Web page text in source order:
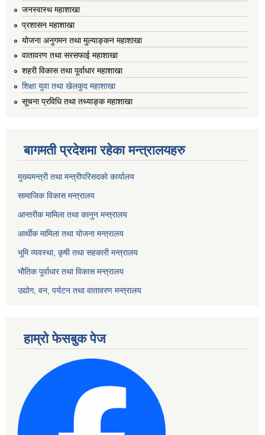
जनस्वास्थ महाशाखा
प्रशासन महाशाखा
योजना अनुगमन तथा मुल्याङ्कन महाशाखा
वातावरण तथा सरसफाई महाशाखा
शहरी विकास तथा पूर्वाधार महाशाखा
शिक्षा युवा तथा खेलकुद महाशाखा
सूचना प्रविधि तथा तथ्याङ्क महाशाखा
बागमती प्रदेशमा रहेका मन्त्रालयहरु
मुख्यमन्त्री तथा मन्त्रीपरिसदको कार्यालय
सामाजिक विकास मन्त्रालय
आन्तरीक मामिला तथा कानुन मन्त्रालय
आर्थीक मामिला तथा योजना मन्त्रालय
भूमि व्यवस्था, कृषी तथा सहकारी मन्त्रालय
भौतिक पूर्वाधार तथा विकास मन्त्रालय
उद्योग, वन, पर्यटन तथा वातावरण मन्त्रालय
हाम्रो फेसबुक पेज